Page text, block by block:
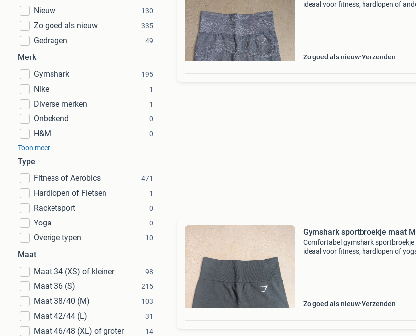
Nieuw
130
Zo goed als nieuw 335
Gedragen 49
Merk
Gymshark
195
Nike 1
Diverse merken 1
Onbekend 0
H&M
0
Toon meer
Type
Fitness of Aerobics
471
Hardlopen of Fietsen 1
Racketsport 0
Yoga 0
Overige typen 10
Maat
Maat 34 (XS) of kleiner
98
Maat 36 (S) 215
Maat 38/40 (M) 103
Maat 42/44 (L) 31
Maat 46/48 (XL) of groter 14
ideaal voor fitness, hardlopen of
Zo goed als nieuw Verzenden
Gymshark sportbroekje maat M
Comfortabel gymshark sportbroekje
ideaal voor fitness, hardlopen of
Zo goed als nieuw Verzenden